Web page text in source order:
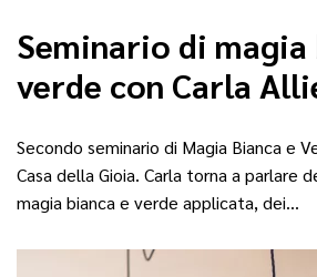
Seminario di magia
verde con Carla
Secondo seminario di Magia Bianca e
Casa della Gioia. Carla torna a parlare
magia bianca e verde applicata, dei…